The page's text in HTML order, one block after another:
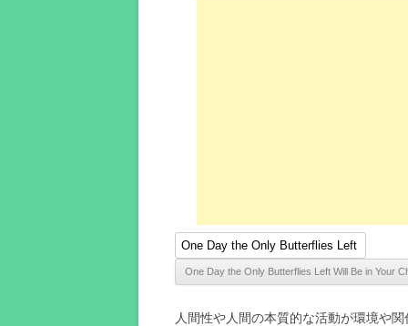
人間性や人間の本質的な活動が環境や